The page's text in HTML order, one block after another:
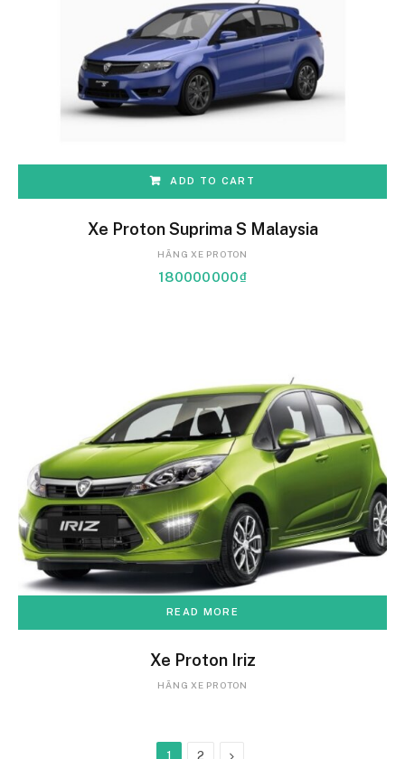
ADD TO CART
Xe Proton Suprima S Malaysia
HÃNG XE PROTON
180000000₫
READ MORE
Xe Proton Iriz
HÃNG XE PROTON
1 2 Next